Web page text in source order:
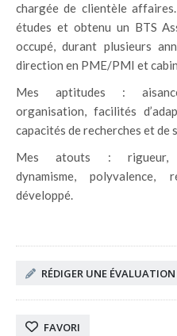
chargée de clientèle
études et obtenu un BTS
occupé, durant plusieurs
direction en PME/PMI et
Mes aptitudes :
organisation, ​facilités
capacités de recherches et de
Mes atouts : rigueur,
dynamisme,
développé.
RÉDIGER UNE ÉVALUATION
FAVORI